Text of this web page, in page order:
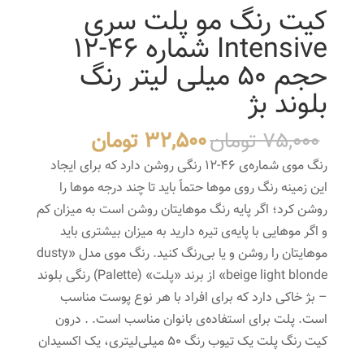
کیت رنگ مو پلت سری
Intensive شماره 46-12
حجم 50 میلی لیتر رنگ
بلوند بژ
75,000تومانقیمت
اصلی
75,000 تومان
بود.
32,500تومانقیمت
فعلی
است.
رنگ موی شماره‌ی 46-12 رنگی روشن دارد که برای ایجاد
این زمینه رنگ روی موها حتماً باید تا چند درجه موها را
روشن کرد؛ اگر پایه رنگ موهایتان روشن است به میزان کم
و اگر موهایی با پایه‌ی تیره دارید به میزان بیشتری باید
موهایتان را روشن و یا بی‌رنگ کنید. رنگ موی مدل «dusty
beige light blonde» از برند «پلت» (Palette) رنگی بلوند
– بژ خاکی دارد که برای افراد با هر نوع پوست‌ مناسب
است. پلت برای استفاده‌ی بانوان مناسب است. . درون
کیت رنگ پلت یک تیوب رنگ 50 میلی‌لیتری، یک اکسیدان